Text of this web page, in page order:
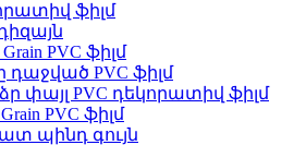
ֆիլմ
Grain PVC ֆիլմ
դաջված PVC ֆիլմ
փայլ PVC դեկորատիվ ֆիլմ
Grain PVC ֆիլմ
պինդ գույն